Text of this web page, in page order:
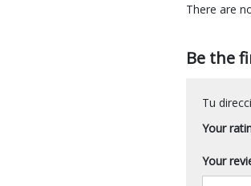
There are
Be the
Tu
Your
Your